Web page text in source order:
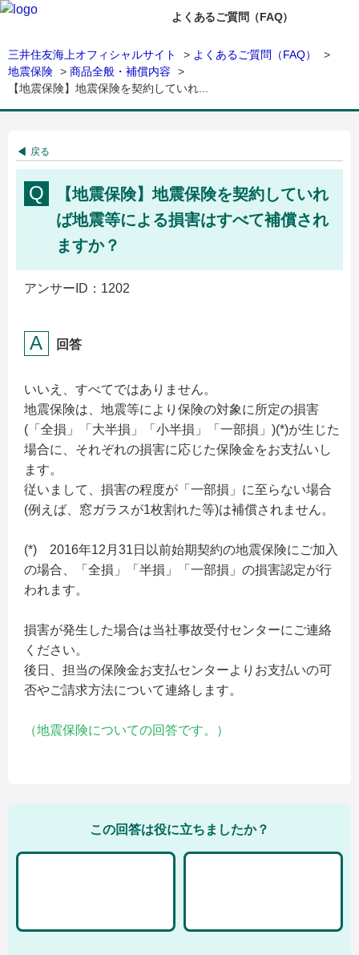
よくあるご質問（FAQ）
三井住友海上オフィシャルサイト > よくあるご質問（FAQ）
>
地震保険 > 商品全般・補償内容
>
【地震保険】地震保険を契約していれ...
戻る
【地震保険】地震保険を契約していれ
ば地震等による損害はすべて補償され
ますか？
アンサーID：1202
回答
いいえ、すべてではありません。
地震保険は、地震等により保険の対象に所定の損害
(「全損」「大半損」「小半損」「一部損」)(*)が生じた
場合に、それぞれの損害に応じた保険金をお支払いし
ます。
従いまして、損害の程度が「一部損」に至らない場合
(例えば、窓ガラスが1枚割れた等)は補償されません。
(*) 2016年12月31日以前始期契約の地震保険にご加入
の場合、「全損」「半損」「一部損」の損害認定が行
われます。
損害が発生した場合は当社事故受付センターにご連絡
ください。
後日、担当の保険金お支払センターよりお支払いの可
否やご請求方法について連絡します。
（地震保険についての回答です。）
この回答は役に立ちましたか？